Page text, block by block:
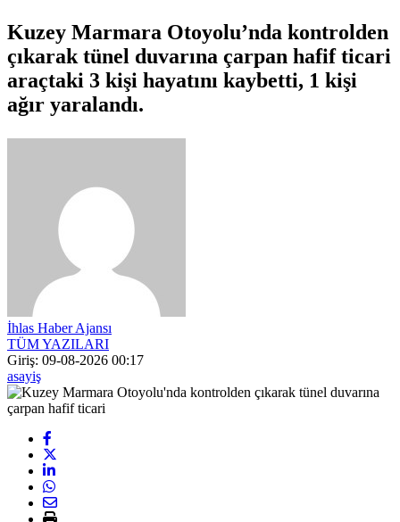
Kuzey Marmara Otoyolu’nda kontrolden
çıkarak tünel duvarına çarpan hafif ticari
araçtaki 3 kişi hayatını kaybetti, 1 kişi
ağır yaralandı.
İhlas Haber Ajansı
TÜM YAZILARI
Giriş: 09-08-2026 00:17
asayiş